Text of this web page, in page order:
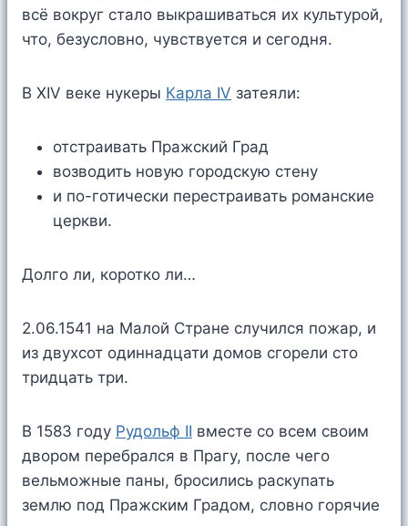
всё вокруг стало выкрашиваться их культурой,
что, безусловно, чувствуется и сегодня.
В XIV веке нукеры Карла IV затеяли:
отстраивать Пражский Град
возводить новую городскую стену
и по-готически перестраивать романские
церкви.
Долго ли, коротко ли…
2.06.1541 на Малой Стране случился пожар, и
из двухсот одиннадцати домов сгорели сто
тридцать три.
В 1583 году Рудольф II вместе со всем своим
двором перебрался в Прагу, после чего
вельможные паны, бросились раскупать
землю под Пражским Градом, словно горячие